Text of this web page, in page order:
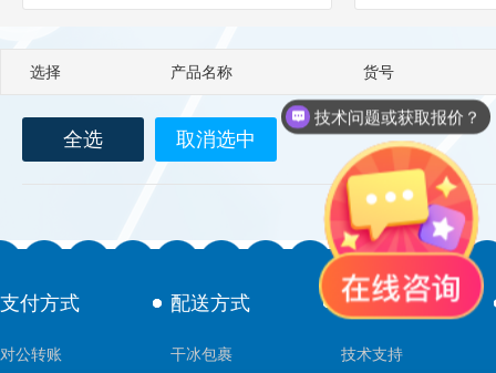
Berry & Associates
LGC Maine Standards Biolife
AbD Serotec
选择 产品名称 货号
全选 取消选中
支付方式
对公转账
配送方式
干冰包裹
售后服务
技术支持
技术问题或获取报价？